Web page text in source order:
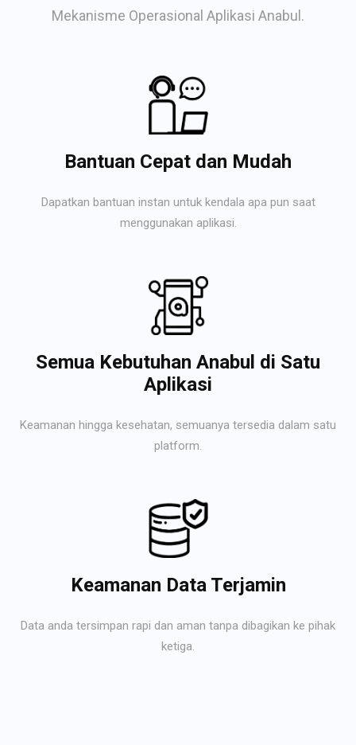
Mekanisme Operasional Aplikasi Anabul.
Bantuan Cepat dan Mudah
Dapatkan bantuan instan untuk kendala apa pun saat
menggunakan aplikasi.
Semua Kebutuhan Anabul di Satu
Aplikasi
Keamanan hingga kesehatan, semuanya tersedia dalam satu
platform.
Keamanan Data Terjamin
Data anda tersimpan rapi dan aman tanpa dibagikan ke pihak
ketiga.